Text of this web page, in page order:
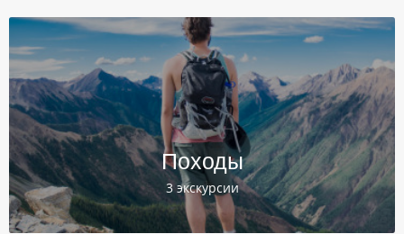
Походы
3 экскурсии